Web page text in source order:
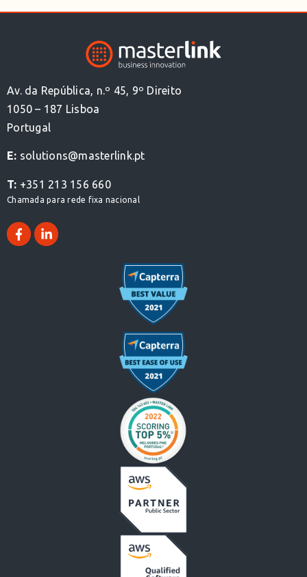
Av. da República, n.º 45, 9º Direito
1050 – 187 Lisboa
Portugal
E: solutions@masterlink.pt
T: +351 213 156 660
Chamada para rede fixa nacional